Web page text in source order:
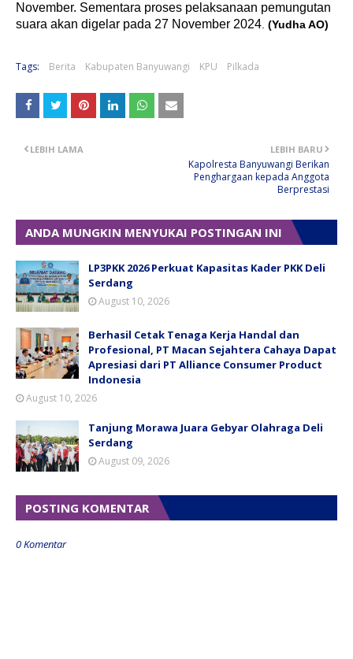
November. Sementara proses pelaksanaan pemungutan
suara akan digelar pada 27 November 2024 (Yudha AO)
Tags: Berita Kabupaten Banyuwangi KPU Pilkada
LEBIH BARU
Kapolresta Banyuwangi Berikan
Penghargaan kepada Anggota
Berprestasi
LEBIH LAMA
ANDA MUNGKIN MENYUKAI POSTINGAN INI
LP3PKK 2026 Perkuat Kapasitas Kader PKK Deli
Serdang
August 10, 2026
Berhasil Cetak Tenaga Kerja Handal dan
Profesional, PT Macan Sejahtera Cahaya Dapat
Apresiasi dari PT Alliance Consumer Product
Indonesia
August 10, 2026
Tanjung Morawa Juara Gebyar Olahraga Deli
Serdang
August 09, 2026
POSTING KOMENTAR
0 Komentar